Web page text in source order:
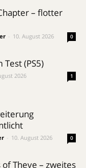
– flotter
10. August 2026 0
Test (PS5)
2026 1
10. August 2026 0
Theve – zweites